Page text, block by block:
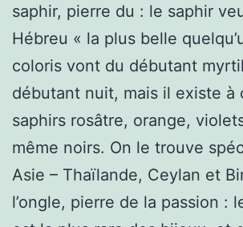
saphir, pierre du : le saphir
Hébreu « la plus belle
coloris vont du débutant
débutant nuit, mais il existe à
saphirs rosâtre, orange,
même noirs. On le trouve
Asie – Thaïlande, Ceylan et
l’ongle, pierre de la passion :